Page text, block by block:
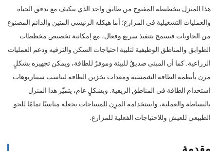
هذا المنزل بتخطيطه المفتوح من طابق واحد الذي يتكيف مع تدفق الحياة
والعمليات التشغيلية في المزارع؛ أما هيكله الرئيسي المتين والدائم المصنوع
من الحاويات فيسمح بتنفيذ سريع وفعال، مع إمكانية تخصيص مخططات
الطوابق والمناطق الوظيفية لتلبية احتياجات السكن والترفيه ودعم العمليات
الزراعية. كما أن المبنى صديقٌ للبيئة وموفرٌ للطاقة، ويمكن تجهيزه بشكلٍ
مرن بأنظمة الطاقة الشمسية ومعدات تخزين الطاقة لتناسب سيناريوهات
استخدام الطاقة في المناطق الريفية. وبشكلٍ عام، يتميّز هذا المنزل
بالبساطة والعملية، واستخدامه المرِن للمساحات يجعله مناسبًا تمامًا للجو
الطبيعي للعيش وللاحتياجات الفعلية للمزارع.